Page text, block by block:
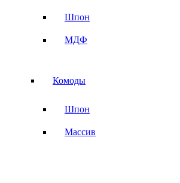
Шпон
МДФ
Комоды
Шпон
Массив